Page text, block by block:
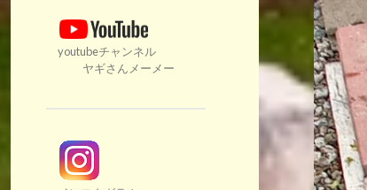
youtubeチャンネル
ヤギさんメーメー